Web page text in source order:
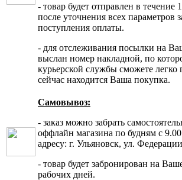
- товар будет отправлен в течение
после уточнения всех параметров
поступления оплаты.
- для отслеживания посылки на
выслан номер накладной, по
курьерской службы сможете легко
сейчас находится Ваша покупка.
Самовывоз:
- заказ можно забрать
оффлайн магазина по будням с
адресу: г. Ульяновск, ул.
- товар будет забронирован на
рабочих дней.